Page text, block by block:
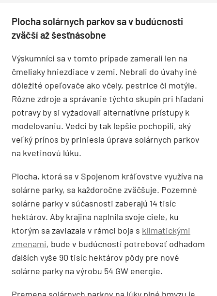
Plocha solárnych parkov sa v budúcnosti
zväčší až šesťnásobne
Výskumníci sa v tomto prípade zamerali len na
čmeliaky hniezdiace v zemi. Nebrali do úvahy iné
dôležité opeľovače ako včely, pestrice či motýle.
Rôzne zdroje a správanie týchto skupín pri hľadaní
potravy by si vyžadovali alternatívne prístupy k
modelovaniu. Vedci by tak lepšie pochopili, aký
veľký prínos by priniesla úprava solárnych parkov
na kvetinovú lúku.
Plocha, ktorá sa v Spojenom kráľovstve využíva na
solárne parky, sa každoročne zväčšuje. Pozemné
solárne parky v súčasnosti zaberajú 14 tisíc
hektárov. Aby krajina naplnila svoje ciele, ku
ktorým sa zaviazala v rámci boja s klimatickými
zmenami, bude v budúcnosti potrebovať odhadom
ďalších vyše 90 tisíc hektárov pôdy pre nové
solárne parky na výrobu 54 GW energie.
Premena solárnych parkov na lúky plné hmyzu je